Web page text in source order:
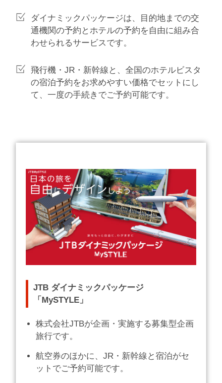
ダイナミックパッケージは、目的地までの交
通機関の予約とホテルの予約を自由に組み合
わせられるサービスです。
飛行機・JR・新幹線と、全国のホテルビスタ
の宿泊予約をお求めやすい価格でセットにし
て、一度の手続きでご予約可能です。
JTB ダイナミックパッケージ
「MySTYLE」
株式会社JTBが企画・実施する募集型企画
旅行です。
航空券のほかに、JR・新幹線と宿泊がセ
ットでご予約可能です。